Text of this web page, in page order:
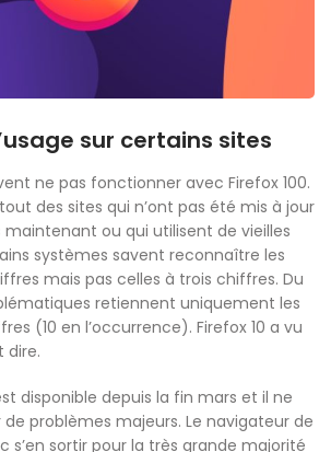
sur certains sites
ne pas fonctionner avec Firefox 100.
des sites qui n’ont pas été mis à jour
maintenant ou qui utilisent de vieilles
systèmes savent reconnaître les
mais pas celles à trois chiffres. Du
retiennent uniquement les
(10 en l’occurrence). Firefox 10 a vu
dire.
disponible depuis la fin mars et il ne
problèmes majeurs. Le navigateur de
s’en sortir pour la très grande majorité